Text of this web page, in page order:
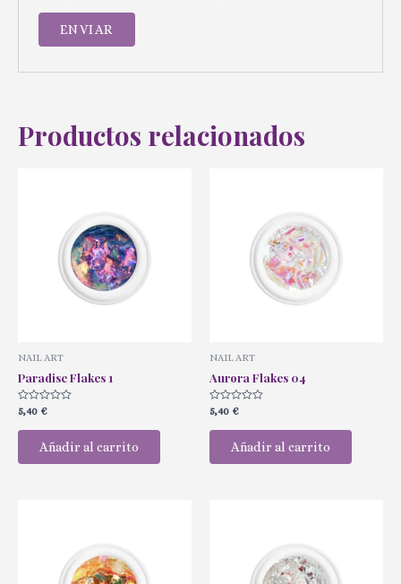
Productos relacionados
NAIL ART
Paradise Flakes 1
Valorado
con
0
5,40 €
Añadir al carrito
NAIL ART
Aurora Flakes 04
Valorado
con
0
5,40 €
Añadir al carrito